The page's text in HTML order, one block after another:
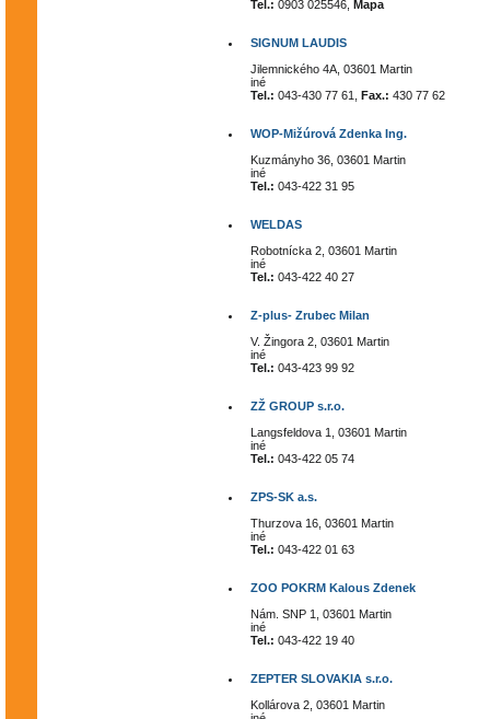
Tel.: 0903 025546, Mapa
SIGNUM LAUDIS
Jilemnického 4A, 03601 Martin
iné
Tel.: 043-430 77 61, Fax.: 430 77 62
WOP-Mižúrová Zdenka Ing.
Kuzmányho 36, 03601 Martin
iné
Tel.: 043-422 31 95
WELDAS
Robotnícka 2, 03601 Martin
iné
Tel.: 043-422 40 27
Z-plus- Zrubec Milan
V. Žingora 2, 03601 Martin
iné
Tel.: 043-423 99 92
ZŽ GROUP s.r.o.
Langsfeldova 1, 03601 Martin
iné
Tel.: 043-422 05 74
ZPS-SK a.s.
Thurzova 16, 03601 Martin
iné
Tel.: 043-422 01 63
ZOO POKRM Kalous Zdenek
Nám. SNP 1, 03601 Martin
iné
Tel.: 043-422 19 40
ZEPTER SLOVAKIA s.r.o.
Kollárova 2, 03601 Martin